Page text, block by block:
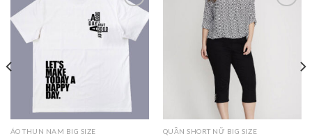
Add to
ÁO THUN NAM BIG SIZE QUẦN SHORT NỮ BIG SIZE